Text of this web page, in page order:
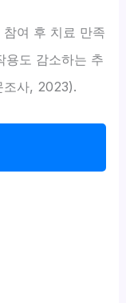
여 후 치료 만족
용도 감소하는 추
조사, 2023).